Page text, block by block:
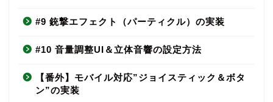
#9 銃撃エフェクト（パーティクル）の実装
#10 音量調整UI＆立体音響の設定方法
【番外】モバイル対応”ジョイスティック＆ボタ
ン”の実装